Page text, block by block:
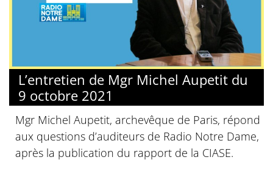
L’entretien de Mgr Michel Aupetit du
9 octobre 2021
Mgr Michel Aupetit, archevêque de Paris, répond
aux questions d’auditeurs de Radio Notre Dame,
après la publication du rapport de la CIASE.